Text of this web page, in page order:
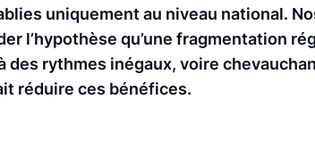
uniquement au niveau national.
l’hypothèse qu’une fragmentation
des rythmes inégaux, voire
réduire ces bénéfices.